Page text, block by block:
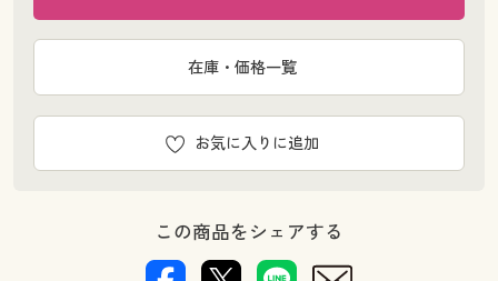
お気に入りに追加
在庫・価格一覧
この商品をシェアする